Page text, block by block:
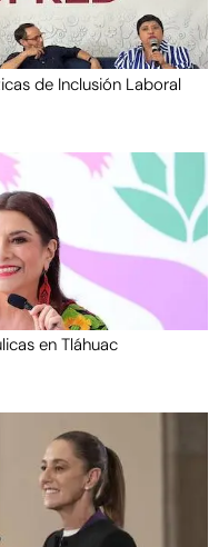
de Inclusión Laboral
en Tláhuac